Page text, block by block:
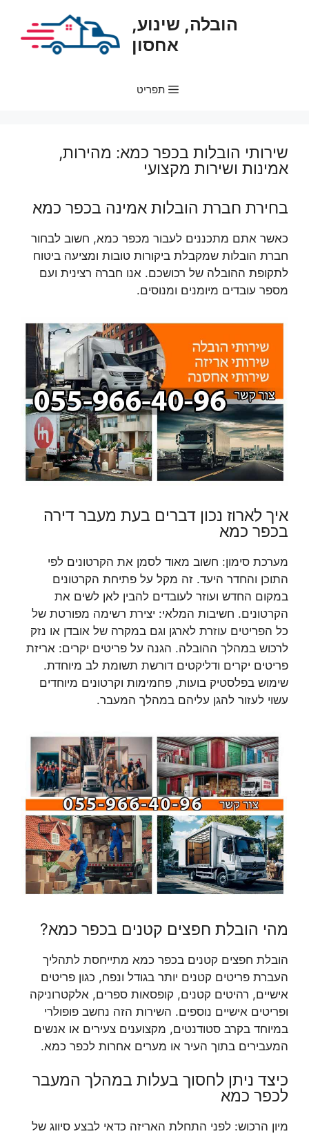
הובלה, שינוע,
אחסון
תפריט
שירותי הובלות בכפר כמא: מהירות,
אמינות ושירות מקצועי
בחירת חברת הובלות אמינה בכפר כמא
כאשר אתם מתכננים לעבור מכפר כמא, חשוב לבחור
חברת הובלות שמקבלת ביקורות טובות ומציעה ביטוח
לתקופת ההובלה של רכושכם. אנו חברה רצינית ועם
מספר עובדים מיומנים ומנוסים.
איך לארוז נכון דברים בעת מעבר דירה
בכפר כמא
מערכת סימון: חשוב מאוד לסמן את הקרטונים לפי
התוכן והחדר היעד. זה מקל על פתיחת הקרטונים
במקום החדש ועוזר לעובדים להבין לאן לשים את
הקרטונים. חשיבות המלאי: יצירת רשימה מפורטת של
כל הפריטים עוזרת לארגן וגם במקרה של אובדן או נזק
לרכוש במהלך ההובלה. הגנה על פריטים יקרים: אריזת
פריטים יקרים ודליקטים דורשת תשומת לב מיוחדת.
שימוש בפלסטיק בועות, פחמימות וקרטונים מיוחדים
עשוי לעזור להגן עליהם במהלך המעבר.
מהי הובלת חפצים קטנים בכפר כמא?
הובלת חפצים קטנים בכפר כמא מתייחסת לתהליך
העברת פריטים קטנים יותר בגודל ונפח, כגון פריטים
אישיים, רהיטים קטנים, קופסאות ספרים, אלקטרוניקה
ופריטים אישיים נוספים. השירות הזה נחשב פופולרי
במיוחד בקרב סטודנטים, מקצוענים צעירים או אנשים
המעבירים בתוך העיר או מערים אחרות לכפר כמא.
כיצד ניתן לחסוך בעלות במהלך המעבר
לכפר כמא
מיון הרכוש: לפני התחלת האריזה כדאי לבצע סיווג של